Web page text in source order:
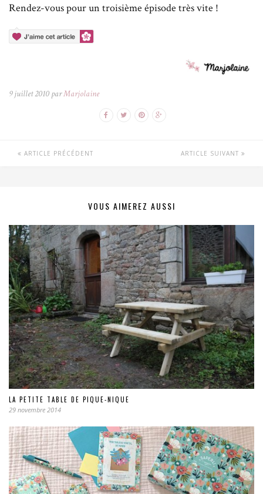
Rendez-vous pour un troisième épisode très vite !
9 juillet 2010 parMarjolaine
ARTICLE PRÉCÉDENT ARTICLE SUIVANT
VOUS AIMEREZ AUSSI
LA PETITE TABLE DE PIQUE-NIQUE
29 novembre 2014